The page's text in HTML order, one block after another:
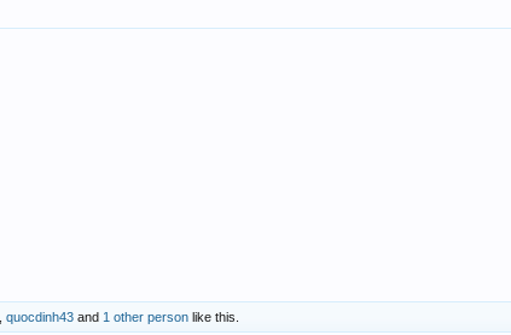
quocdinh43 and 1 other person like this.